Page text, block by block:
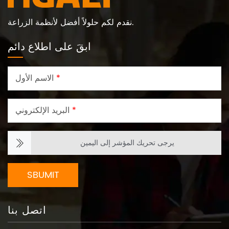
نقدم لكم حلولاً أفضل لأنظمة الزراعة.
ابقَ على اطلاع دائم
*
*
يرجى تحريك المؤشر إلى اليمين
SBUMIT
اتصل بنا